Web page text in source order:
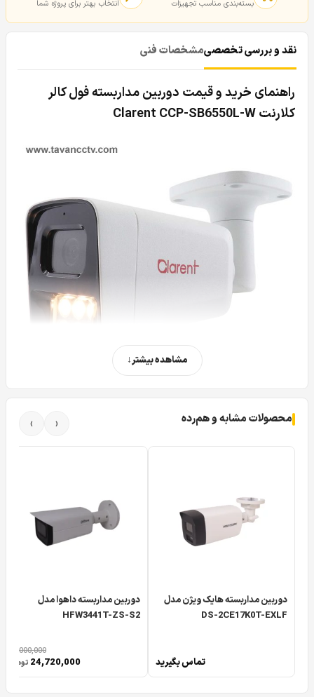
بسته‌بندی مناسب تجهیزات انتخاب بهتر برای پروژه شما
نقد و بررسی تخصصیمشخصات فنی
راهنمای خرید و قیمت دوربین مداربسته فول کالر
کلارنت Clarent CCP-SB6550L-W
مگاپیکسل واقعی این
از مهمترین مشخصه های
آن می باشد.
مشاهده بیشتر
محصولات مشابه و هم‌رده ‹
›
دوربین مداربسته هایک ویژن مدل
DS-2CE17K0T-EXLF
تماس بگیرید
دوربین مداربسته داهوا مدل
HFW3441T-ZS-S2
30,000,000
24,720,000 تومان